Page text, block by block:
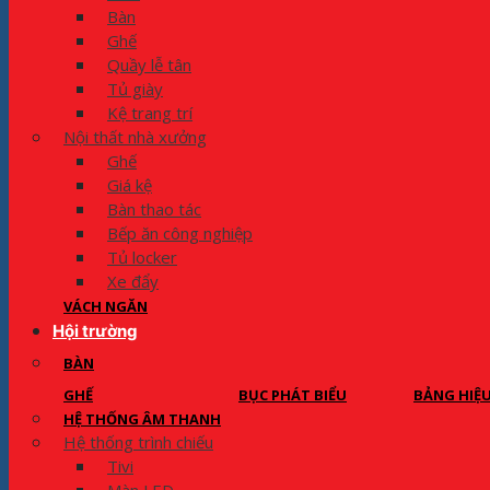
Bàn
Ghế
Quầy lễ tân
Tủ giày
Kệ trang trí
Nội thất nhà xưởng
Ghế
Giá kệ
Bàn thao tác
Bếp ăn công nghiệp
Tủ locker
Xe đẩy
VÁCH NGĂN
Hội trường
BÀN
GHẾ
BỤC PHÁT BIỂU
BẢNG
HỆ THỐNG ÂM THANH
Hệ thống trình chiếu
Tivi